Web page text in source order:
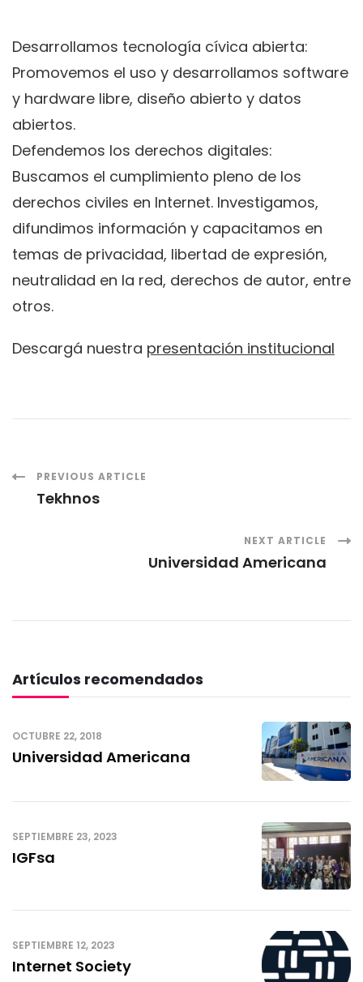
Desarrollamos tecnología cívica abierta:
Promovemos el uso y desarrollamos software
y hardware libre, diseño abierto y datos
abiertos.
Defendemos los derechos digitales:
Buscamos el cumplimiento pleno de los
derechos civiles en Internet. Investigamos,
difundimos información y capacitamos en
temas de privacidad, libertad de expresión,
neutralidad en la red, derechos de autor, entre
otros.
Descargá nuestra presentación institucional
Post
PREVIOUS ARTICLE
Tekhnos
NEXT ARTICLE
Universidad Americana
Artículos recomendados
OCTUBRE 22, 2018
Universidad Americana
SEPTIEMBRE 23, 2023
IGFsa
SEPTIEMBRE 12, 2023
Internet Society